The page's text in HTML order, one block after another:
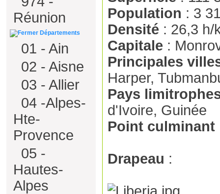
Réunion
Départements
01 - Ain
02 - Aisne
03 - Allier
04 -Alpes-
Hte-
Provence
05 -
Hautes-
Alpes
Population : 3
Densité : 26,3 h/
Capitale :
Principales
Harper,
Pays
d'Ivoire, Guinée
Point culminant
Drapeau :